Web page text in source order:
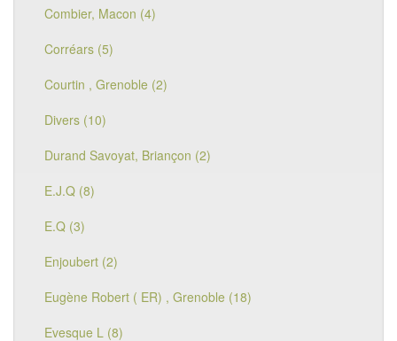
Combier, Macon (4)
Corréars (5)
Courtin , Grenoble (2)
Divers (10)
Durand Savoyat, Briançon (2)
E.J.Q (8)
E.Q (3)
Enjoubert (2)
Eugène Robert ( ER) , Grenoble (18)
Evesque L (8)